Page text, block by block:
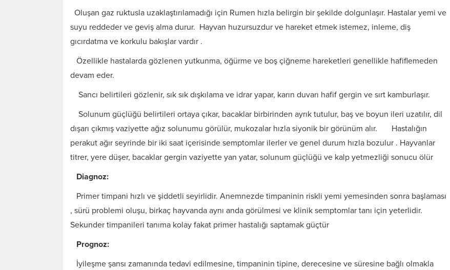
Oluşan gaz ruktusla uzaklaştırılamadığı için Rumen hızla belirgin bir şekilde dolgunlaşır. Hastalar yemi ve
suyu reddeder ve geviş alma durur. Hayvan huzursuzdur ve hareket etmek istemez, inleme, diş
gıcırdatma ve korkulu bakışlar vardır .
Özellikle hastalarda gözlenen yutkunma, öğürme ve boş çiğneme hareketleri genellikle hafiflemeden
devam eder.
Sancı belirtileri gözlenir, sık sık dışkılama ve idrar yapar, karın duvarı hafif gergin ve sırt kamburlaşır.
Solunum güçlüğü belirtileri ortaya çıkar, bacaklar birbirinden ayrık tutulur, baş ve boyun ileri uzatılır, dil
dışarı çıkmış vaziyette ağız solunumu görülür, mukozalar hızla siyonik bir görünüm alır. Hastalığın
perakut ağır seyrinde bir iki saat içerisinde semptomlar ilerler ve genel durum hızla bozulur . Hayvanlar
titrer, yere düşer, bacaklar gergin vaziyette yan yatar, solunum güçlüğü ve kalp yetmezliği sonucu ölür
Diagnoz:
Primer timpani hızlı ve şiddetli seyirlidir. Anemnezde timpaninin riskli yemi yemesinden sonra başlaması
, sürü problemi oluşu, birkaç hayvanda aynı anda görülmesi ve klinik semptomlar tanı için yeterlidir.
Sekunder timpanileri tanıma kolay fakat primer hastalığı saptamak güçtür
Prognoz:
İyileşme şansı zamanında tedavi edilmesine, timpaninin tipine, derecesine ve süresine bağlı olmakla